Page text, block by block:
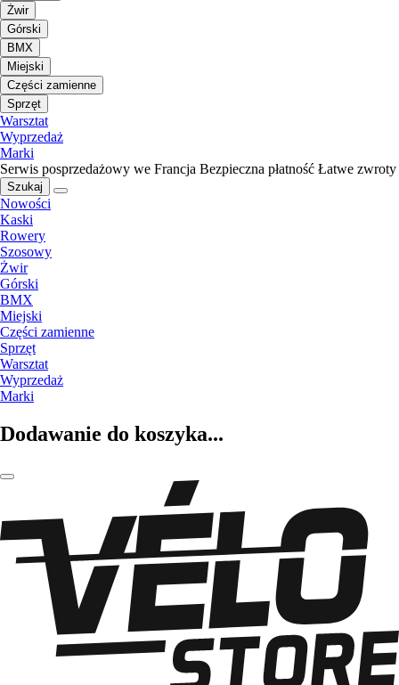
Żwir
Górski
BMX
Miejski
Części zamienne
Sprzęt
Warsztat
Wyprzedaż
Marki
Serwis posprzedażowy we Francja Bezpieczna płatność Łatwe zwroty
Szukaj
Nowości
Kaski
Rowery
Szosowy
Żwir
Górski
BMX
Miejski
Części zamienne
Sprzęt
Warsztat
Wyprzedaż
Marki
Dodawanie do koszyka...